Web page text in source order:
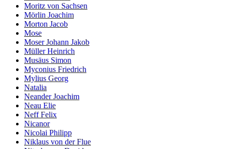
Moritz von Sachsen
Mörlin Joachim
Morton Jacob
Mose
Moser Johann Jakob
Müller Heinrich
Musäus Simon
Myconius Friedrich
Mylius Georg
Natalia
Neander Joachim
Neau Elie
Neff Felix
Nicanor
Nicolai Philipp
Niklaus von der Flue